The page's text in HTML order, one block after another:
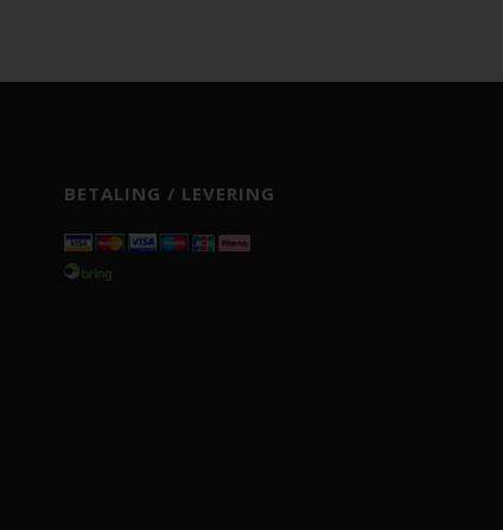
BETALING / LEVERING